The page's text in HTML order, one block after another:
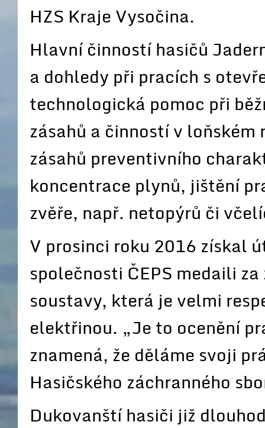
HZS Kraje Vysočina.
Hlavní činností hasičů
a dohledy při pracích s
technologická pomoc při
zásahů a činností v
zásahů preventivního
koncentrace plynů, jištění
zvěře, např. netopýrů či
V prosinci roku 2016 získal
společnosti ČEPS medaili
soustavy, která je velmi
elektřinou. „Je to ocenění
znamená, že děláme svoji
Hasičského záchranného
Dukovanští hasiči již